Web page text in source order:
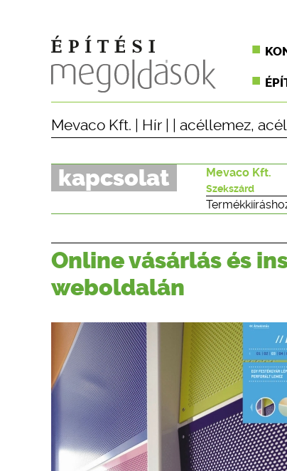
Mevaco Kft. Hír acéllemez,
kapcsolat Mevaco Kft.
Szekszárd
Online vásárlás és
weboldalán